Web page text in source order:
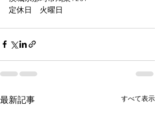
定休日　火曜日
最新記事 すべて表示